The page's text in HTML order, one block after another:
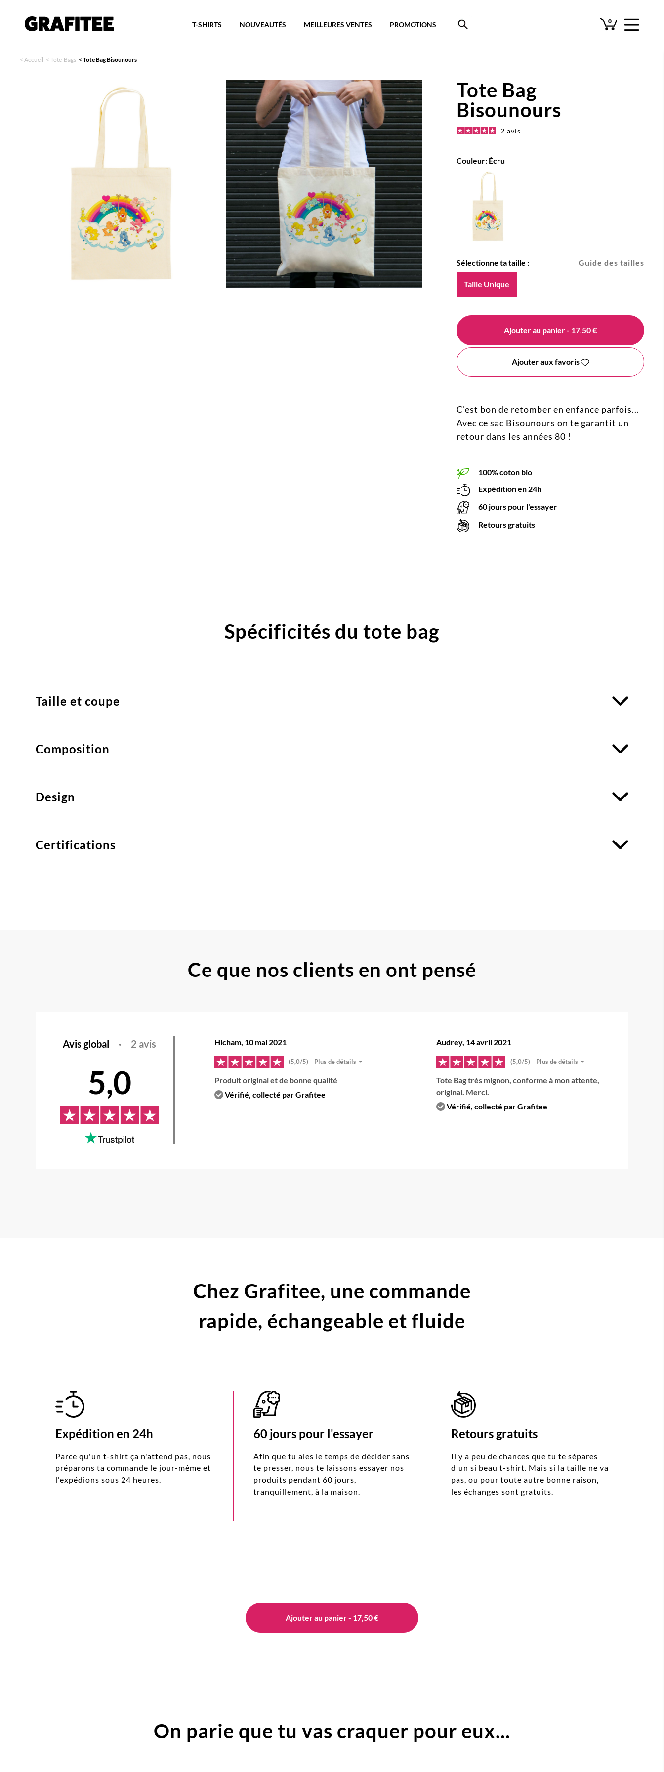
0
T-SHIRTS NOUVEAUTÉS MEILLEURES VENTES PROMOTIONS
< Accueil < Tote-Bags < Tote Bag Bisounours
Tote Bag
Bisounours
2 avis
Couleur: Écru
Guide des tailles
Sélectionne ta taille :
Taille Unique
Ajouter au panier- 17,50 €
Ajouter aux favoris
C'est bon de retomber en enfance parfois...
Avec ce sac Bisounours on te garantit un
retour dans les années 80 !
100% coton bio
Expédition en 24h
60 jours pour l'essayer
Retours gratuits
Spécificités du tote bag
Taille et coupe
Composition
Design
Certifications
Ce que nos clients en ont pensé
Avis global · 2 avis
5,0
Hicham, 10 mai 2021
(5,0/5) Plus de détails
Produit original et de bonne qualité
Vérifié, collecté par Grafitee
Audrey, 14 avril 2021
(5,0/5) Plus de détails
Tote Bag très mignon, conforme à mon attente,
original. Merci.
Vérifié, collecté par Grafitee
Chez Grafitee, une commande
rapide, échangeable et fluide
Expédition en 24h
Parce qu'un t-shirt ça n'attend pas, nous
préparons ta commande le jour-même et
l'expédions sous 24 heures.
60 jours pour l'essayer
Afin que tu aies le temps de décider sans
te presser, nous te laissons essayer nos
produits pendant 60 jours,
tranquillement, à la maison.
Retours gratuits
Il y a peu de chances que tu te sépares
d'un si beau t-shirt. Mais si la taille ne va
pas, ou pour toute autre bonne raison,
les échanges sont gratuits.
Ajouter au panier - 17,50 €
On parie que tu vas craquer pour eux...